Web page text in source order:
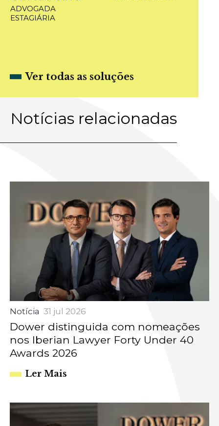
ADVOGADA
ESTAGIÁRIA
Ver todas as soluções
Notícias relacionadas
Notícia 31 jul 2026
Dower distinguida com nomeações
nos Iberian Lawyer Forty Under 40
Awards 2026
Ler Mais